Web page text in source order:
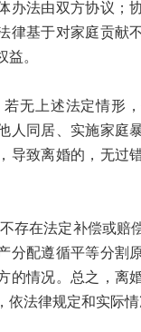
办法由双方协议；
律基于对家庭贡献
益。
上述法定情形，
人同居、实施家庭
导致离婚的，无过
在法定补偿或赔偿
分配遵循平等分割
的情况。总之，离
依法律规定和实际情